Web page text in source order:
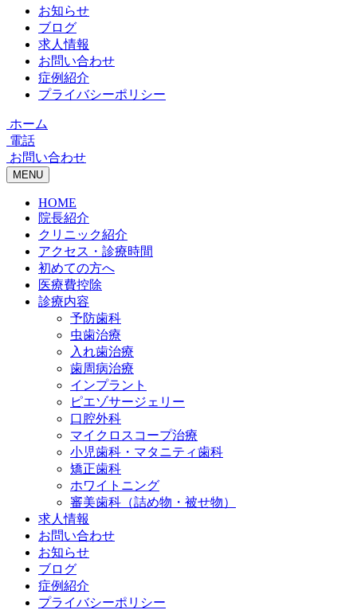
お知らせ
ブログ
求人情報
お問い合わせ
症例紹介
プライバシーポリシー
ホーム
電話
お問い合わせ
MENU
HOME
院長紹介
クリニック紹介
アクセス・診療時間
初めての方へ
医療費控除
診療内容
予防歯科
虫歯治療
入れ歯治療
歯周病治療
インプラント
ピエゾサージェリー
口腔外科
マイクロスコープ治療
小児歯科・マタニティ歯科
矯正歯科
ホワイトニング
審美歯科（詰め物・被せ物）
求人情報
お問い合わせ
お知らせ
ブログ
症例紹介
プライバシーポリシー